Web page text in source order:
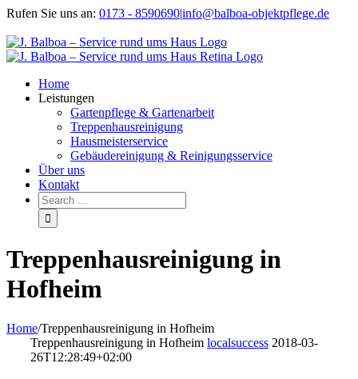
Rufen Sie uns an: 0173 - 8590690|info@balboa-objektpflege.de
Home
Leistungen
Gartenpflege & Gartenarbeit
Treppenhausreinigung
Hausmeisterservice
Gebäudereinigung & Reinigungsservice
Über uns
Kontakt
Treppenhausreinigung in
Hofheim
Home/Treppenhausreinigung in Hofheim
Treppenhausreinigung in Hofheim localsuccess 2018-03-
26T12:28:49+02:00